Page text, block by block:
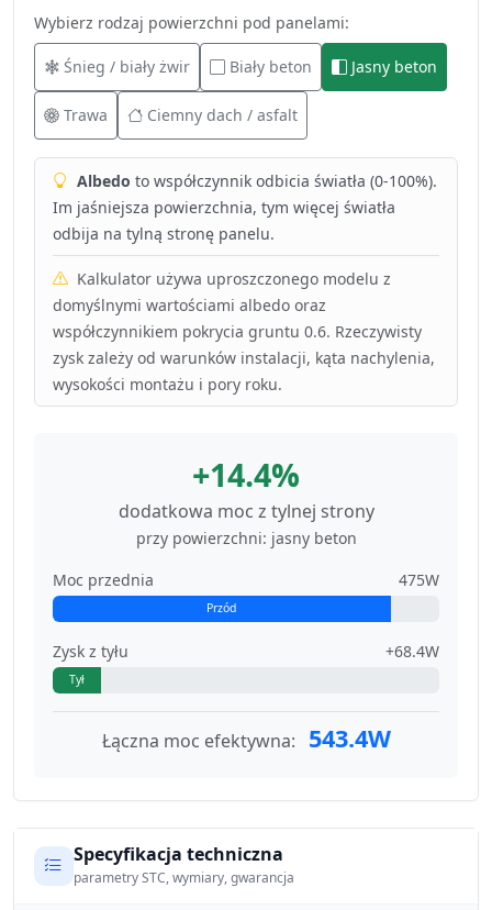
Wybierz rodzaj powierzchni pod panelami:
Śnieg / biały żwir Biały beton Jasny beton
Trawa Ciemny dach / asfalt
Albedo to współczynnik odbicia światła (0-100%).
Im jaśniejsza powierzchnia, tym więcej światła
odbija na tylną stronę panelu.
Kalkulator używa uproszczonego modelu z
domyślnymi wartościami albedo oraz
współczynnikiem pokrycia gruntu 0.6. Rzeczywisty
zysk zależy od warunków instalacji, kąta nachylenia,
wysokości montażu i pory roku.
+14.4%
dodatkowa moc z tylnej strony
przy powierzchni: jasny beton
Moc przednia
475W
Przód
Zysk z tyłu +68.4W
Tył
Łączna moc efektywna: 543.4W
Specyfikacja techniczna
parametry STC, wymiary, gwarancja